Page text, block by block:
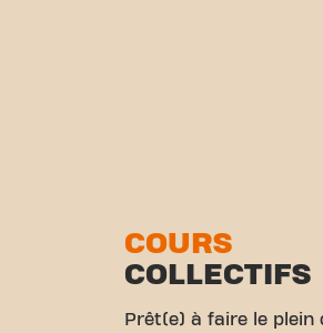
COURS
COLLECTIFS
Prêt(e) à faire le